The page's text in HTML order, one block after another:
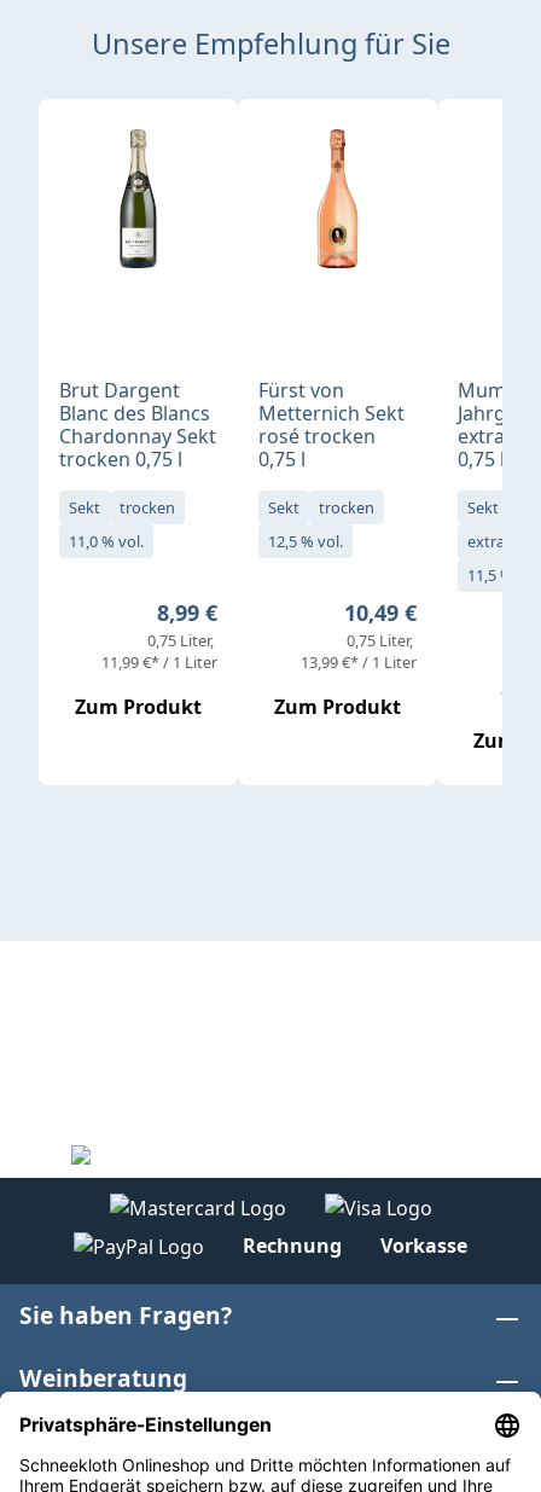
Unsere Empfehlung für Sie
Produktgalerie überspringen
Brut Dargent
Blanc des Blancs
Chardonnay Sekt
trocken 0,75 l
Sekt
trocken
11,0 % vol.
Regulärer Preis:
8,99 €
0,75 Liter
11,99 €* / 1 Liter
Zum Produkt
Fürst von
Metternich Sekt
rosé trocken
0,75 l
Sekt
trocken
12,5 % vol.
Regulärer Preis:
10,49 €
0,75 Liter
13,99 €* / 1 Liter
Zum Produkt
Mumm
extra
0,75 l
Sekt
extra
11,5 % vol.
Zum
Rechnung Vorkasse
Sie haben Fragen?
Weinberatung
Informationen